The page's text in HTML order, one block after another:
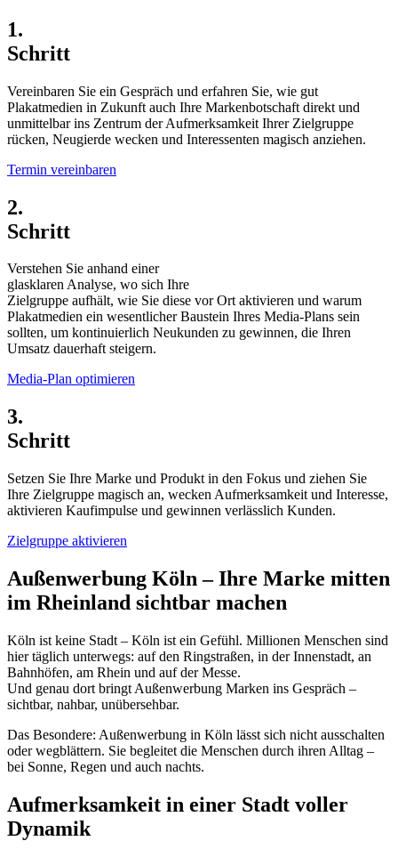
1.
Schritt
Vereinbaren Sie ein Gespräch und erfahren Sie, wie gut
Plakatmedien in Zukunft auch Ihre Markenbotschaft direkt und
unmittelbar ins Zentrum der Aufmerksamkeit Ihrer Zielgruppe
rücken, Neugierde wecken und Interessenten magisch anziehen.
Termin vereinbaren
2.
Schritt
Verstehen Sie anhand einer
glasklaren Analyse, wo sich Ihre
Zielgruppe aufhält, wie Sie diese vor Ort aktivieren und warum
Plakatmedien ein wesentlicher Baustein Ihres Media-Plans sein
sollten, um kontinuierlich Neukunden zu gewinnen, die Ihren
Umsatz dauerhaft steigern.
Media-Plan optimieren
3.
Schritt
Setzen Sie Ihre Marke und Produkt in den Fokus und ziehen Sie
Ihre Zielgruppe magisch an, wecken Aufmerksamkeit und Interesse,
aktivieren Kaufimpulse und gewinnen verlässlich Kunden.
Zielgruppe aktivieren
Außenwerbung Köln – Ihre Marke mitten
im Rheinland sichtbar machen
Köln ist keine Stadt – Köln ist ein Gefühl. Millionen Menschen sind
hier täglich unterwegs: auf den Ringstraßen, in der Innenstadt, an
Bahnhöfen, am Rhein und auf der Messe.
Und genau dort bringt Außenwerbung Marken ins Gespräch –
sichtbar, nahbar, unübersehbar.
Das Besondere: Außenwerbung in Köln lässt sich nicht ausschalten
oder wegblättern. Sie begleitet die Menschen durch ihren Alltag –
bei Sonne, Regen und auch nachts.
Aufmerksamkeit in einer Stadt voller
Dynamik